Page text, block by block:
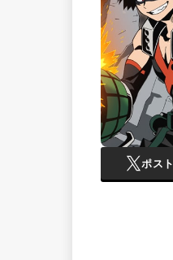
ポスト